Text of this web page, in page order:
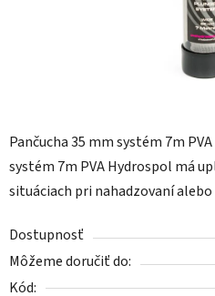
Pančucha 35 mm systém 7m
systém 7m PVA Hydrospol má
situáciach pri nahadzovaní
Dostupnosť
Môžeme doručiť do:
Kód: